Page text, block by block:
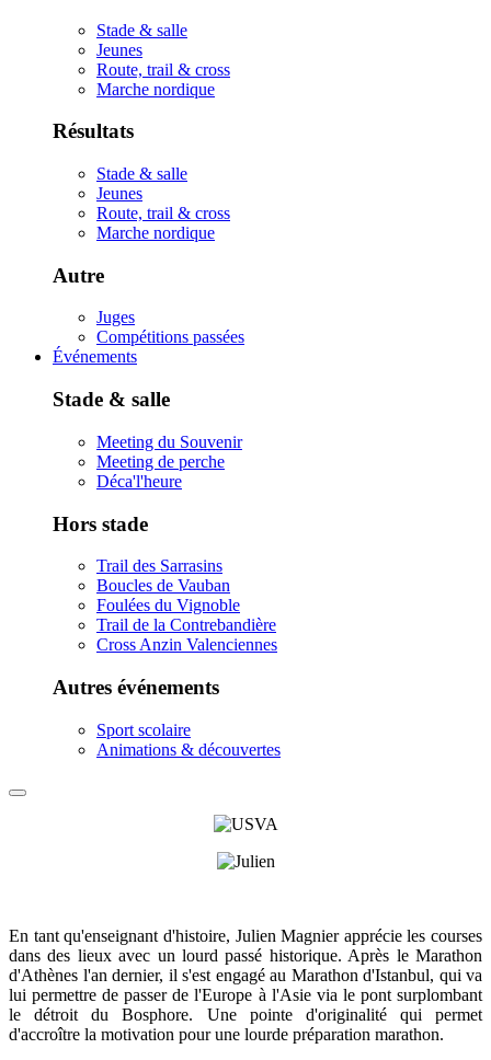
Stade & salle
Jeunes
Route, trail & cross
Marche nordique
Résultats
Stade & salle
Jeunes
Route, trail & cross
Marche nordique
Autre
Juges
Compétitions passées
Événements
Stade & salle
Meeting du Souvenir
Meeting de perche
Déca'l'heure
Hors stade
Trail des Sarrasins
Boucles de Vauban
Foulées du Vignoble
Trail de la Contrebandière
Cross Anzin Valenciennes
Autres événements
Sport scolaire
Animations & découvertes
En tant qu'enseignant d'histoire, Julien Magnier apprécie les courses
dans des lieux avec un lourd passé historique. Après le Marathon
d'Athènes l'an dernier, il s'est engagé au Marathon d'Istanbul, qui va
lui permettre de passer de l'Europe à l'Asie via le pont surplombant
le détroit du Bosphore. Une pointe d'originalité qui permet
d'accroître la motivation pour une lourde préparation marathon.